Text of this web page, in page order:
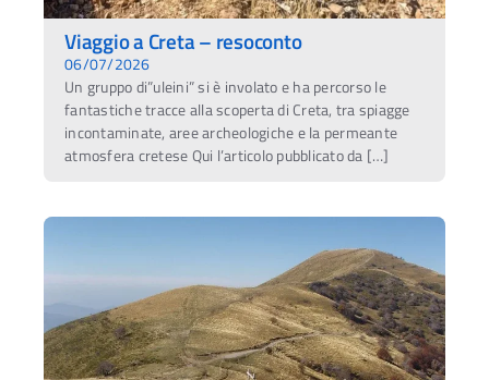
Viaggio a Creta – resoconto
06/07/2026
Un gruppo di”uleini” si è involato e ha percorso le
fantastiche tracce alla scoperta di Creta, tra spiagge
incontaminate, aree archeologiche e la permeante
atmosfera cretese Qui l’articolo pubblicato da […]